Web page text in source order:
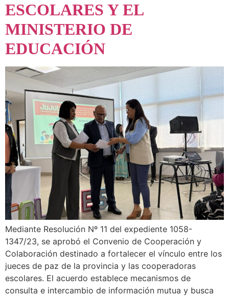
ESCOLARES Y EL
MINISTERIO DE
EDUCACIÓN
Mediante Resolución Nº 11 del expediente 1058-
1347/23, se aprobó el Convenio de Cooperación y
Colaboración destinado a fortalecer el vínculo entre los
jueces de paz de la provincia y las cooperadoras
escolares. El acuerdo establece mecanismos de
consulta e intercambio de información mutua y busca